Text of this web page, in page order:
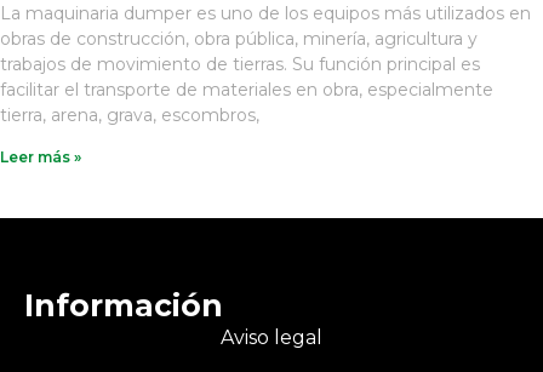
La maquinaria dumper es uno de los equipos más utilizados en
obras de construcción, obra pública, minería, agricultura y
trabajos de movimiento de tierras. Su función principal es
facilitar el transporte de materiales en obra, especialmente
tierra, arena, grava, escombros,
Leer más »
Información
Aviso legal